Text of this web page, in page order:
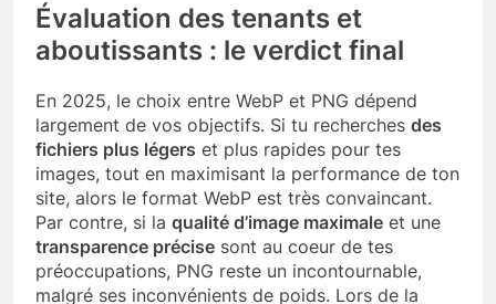
Évaluation des tenants et
aboutissants : le verdict final
En 2025, le choix entre WebP et PNG dépend
largement de vos objectifs. Si tu recherches des
fichiers plus légers et plus rapides pour tes
images, tout en maximisant la performance de ton
site, alors le format WebP est très convaincant.
Par contre, si la qualité d’image maximale et une
transparence précise sont au coeur de tes
préoccupations, PNG reste un incontournable,
malgré ses inconvénients de poids. Lors de la